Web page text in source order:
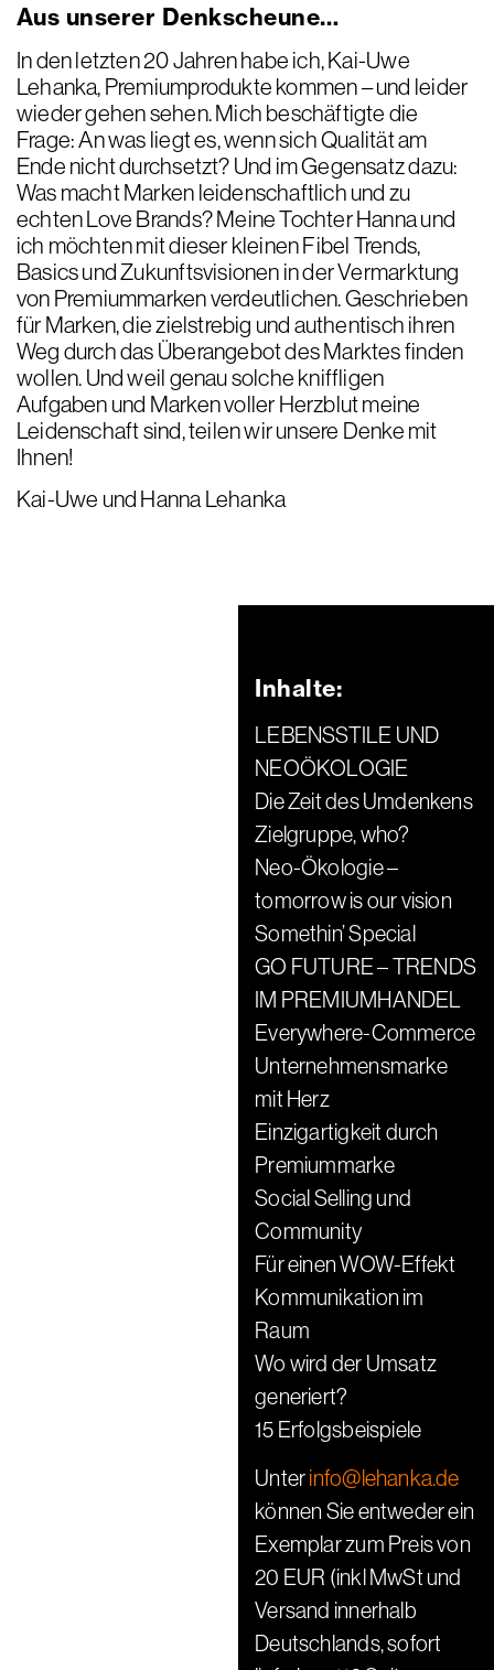
Aus unserer Denkscheune…
In den letzten 20 Jahren habe ich, Kai-Uwe
Lehanka, Premiumprodukte kommen – und leider
wieder gehen sehen. Mich beschäftigte die
Frage: An was liegt es, wenn sich Qualität am
Ende nicht durchsetzt? Und im Gegensatz dazu:
Was macht Marken leidenschaftlich und zu
echten Love Brands? Meine Tochter Hanna und
ich möchten mit dieser kleinen Fibel Trends,
Basics und Zukunftsvisionen in der Vermarktung
von Premiummarken verdeutlichen. Geschrieben
für Marken, die zielstrebig und authentisch ihren
Weg durch das Überangebot des Marktes finden
wollen. Und weil genau solche kniffligen
Aufgaben und Marken voller Herzblut meine
Leidenschaft sind, teilen wir unsere Denke mit
Ihnen!
Kai-Uwe und Hanna Lehanka
Inhalte:
LEBENSSTILE UND
NEOÖKOLOGIE
Die Zeit des Umdenkens
Zielgruppe, who?
Neo-Ökologie –
tomorrow is our vision
Somethin’ Special
GO FUTURE – TRENDS
IM PREMIUMHANDEL
Everywhere-Commerce
Unternehmensmarke
mit Herz
Einzigartigkeit durch
Premiummarke
Social Selling und
Community
Für einen WOW-Effekt
Kommunikation im
Raum
Wo wird der Umsatz
generiert?
15 Erfolgsbeispiele
Unterinfo@lehanka.de
können Sie entweder ein
Exemplar zum Preis von
20 EUR (inkl MwSt und
Versand innerhalb
Deutschlands, sofort